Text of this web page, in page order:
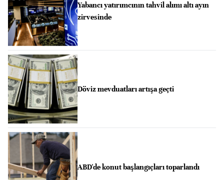
Yabancı yatırımcının tahvil alımı altı ayın
zirvesinde
Döviz mevduatları artışa geçti
ABD'de konut başlangıçları toparlandı